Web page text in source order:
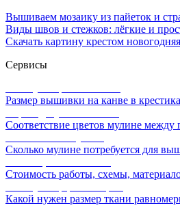
Вышиваем мозаику из пайеток и
Виды швов и стежков: лёгкие и
Скачать картину крестом
Сервисы
Размер вышивки на канве в
Соответствие цветов мулине между
Сколько мулине потребуется для
Стоимость работы, схемы,
Какой нужен размер ткани